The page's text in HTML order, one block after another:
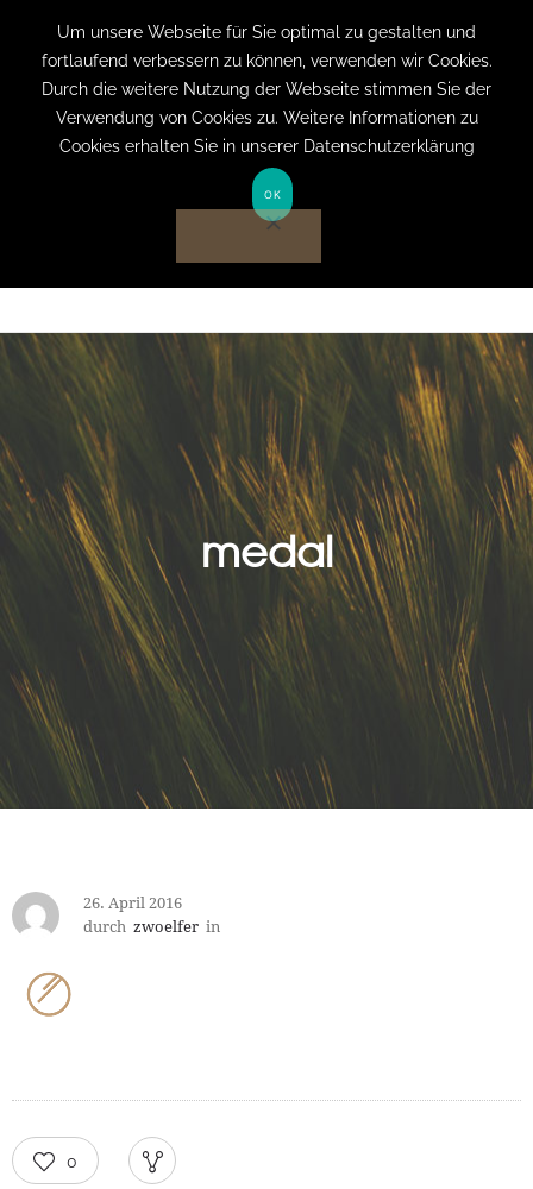
+49 (0) 151 19079060 info@privatpraxis-
bertram.de
Anmelden auf Website
medal
26. April 2016
durch zwoelfer in
0
Um unsere Webseite für Sie optimal zu gestalten und
fortlaufend verbessern zu können, verwenden wir Cookies.
Durch die weitere Nutzung der Webseite stimmen Sie der
Verwendung von Cookies zu. Weitere Informationen zu
Cookies erhalten Sie in unserer Datenschutzerklärung
OK